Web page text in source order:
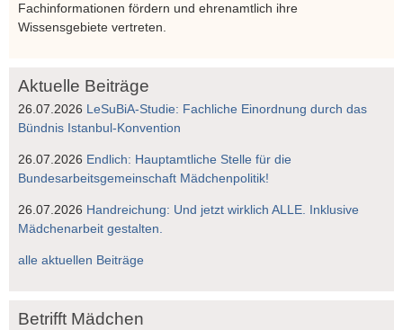
Fachinformationen fördern und ehrenamtlich ihre
Wissensgebiete vertreten.
Aktuelle Beiträge
26.07.2026 LeSuBiA-Studie: Fachliche Einordnung durch das
Bündnis Istanbul-Konvention
26.07.2026 Endlich: Hauptamtliche Stelle für die
Bundesarbeitsgemeinschaft Mädchenpolitik!
26.07.2026 Handreichung: Und jetzt wirklich ALLE. Inklusive
Mädchenarbeit gestalten.
alle aktuellen Beiträge
Betrifft Mädchen